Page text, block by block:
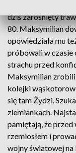
dziś zarośnięty
80. Maksymilian
opowiedziała mu
próbowali w czasie
strachu przed
Maksymilian
kolejki
się tam Żydzi.
ziemiankach.
pamiętają, że przed
rzemiosłem i
wojny światowej na